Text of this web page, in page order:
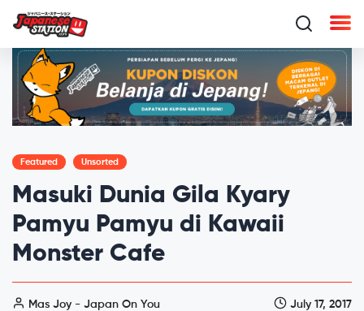
Featured Unsorted
Masuki Dunia Gila Kyary
Pamyu Pamyu di Kawaii
Monster Cafe
Mas Joy - Japan On You July 17, 2017